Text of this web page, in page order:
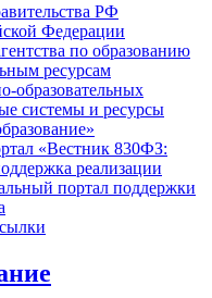
РФ
Федерации
по образованию
ресурсам
образовательных
системы и ресурсы
«Вестник 830ФЗ:
реализации
портал поддержки